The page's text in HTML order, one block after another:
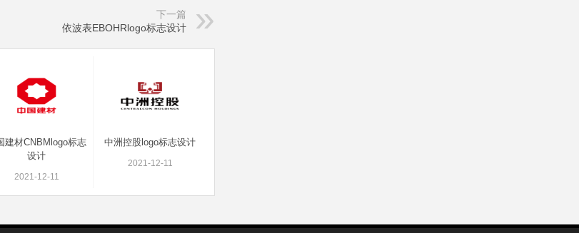
下一篇
依波表EBOHRlogo标志设计
建材CNBMlogo标志
设计
2021-12-11
中洲控股logo标志设计
2021-12-11